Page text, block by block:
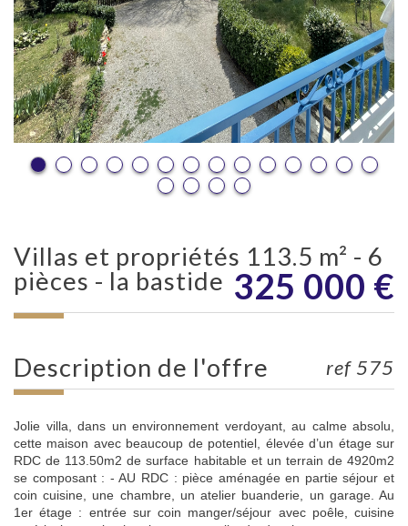
villas et propriétés 113.5 m² - 6
pièces - la bastide 325 000 €
description de l'offre ref 575
Jolie villa, dans un environnement verdoyant, au calme absolu,
cette maison avec beaucoup de potentiel, élevée d’un étage sur
RDC de 113.50m2 de surface habitable et un terrain de 4920m2
se composant : - AU RDC : pièce aménagée en partie séjour et
coin cuisine, une chambre, un atelier buanderie, un garage. Au
1er étage : entrée sur coin manger/séjour avec poêle, cuisine